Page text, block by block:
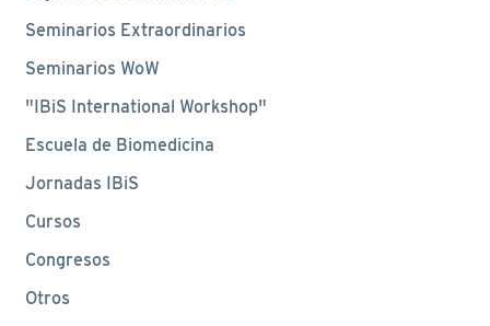
Seminarios Extraordinarios
Seminarios WoW
"IBiS International Workshop"
Escuela de Biomedicina
Jornadas IBiS
Cursos
Congresos
Otros